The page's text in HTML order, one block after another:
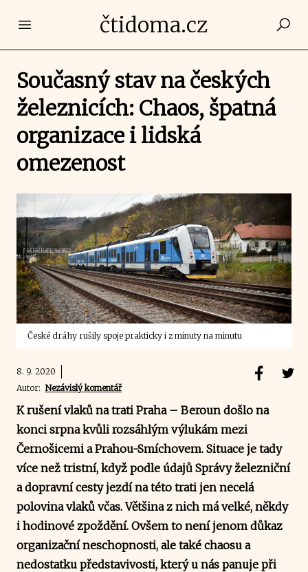
Open main menučtidoma.cz
Současný stav na českých
železnicích: Chaos, špatná
organizace i lidská
omezenost
České dráhy rušily spoje prakticky i z minuty na minutu
8. 9. 2020
Autor: Nezávislý komentář
K rušení vlaků na trati Praha – Beroun došlo na
konci srpna kvůli rozsáhlým výlukám mezi
Černošicemi a Prahou-Smíchovem. Situace je tady
více než tristní, když podle údajů Správy železniční
a dopravní cesty jezdí na této trati jen necelá
polovina vlaků včas. Většina z nich má velké, někdy
i hodinové zpoždění. Ovšem to není jenom důkaz
organizační neschopnosti, ale také chaosu a
nedostatku představivosti, který u nás panuje při